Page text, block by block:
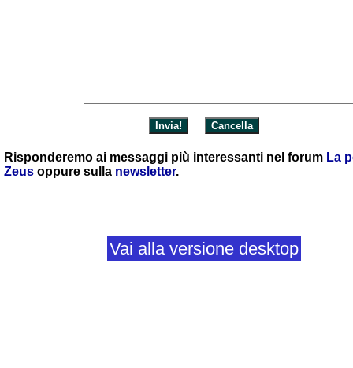
Risponderemo ai messaggi più interessanti nel forum La
Zeus oppure sulla newsletter.
Vai alla versione desktop